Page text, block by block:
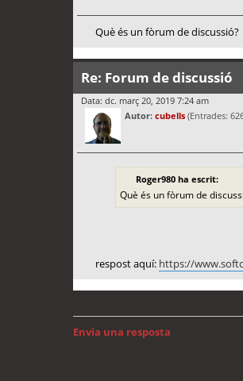
Què és un fòrum de discussió?
Re: Forum de discussió
Data: dc. març 20, 2019 7:24 am
Autor: cubells (Entrades:
Roger980 ha escrit:
Què és un fòrum de
respost aquí: https://
Envia una resposta